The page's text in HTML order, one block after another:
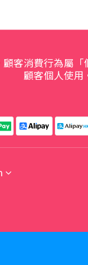
客消費行為屬
顧客個人使用